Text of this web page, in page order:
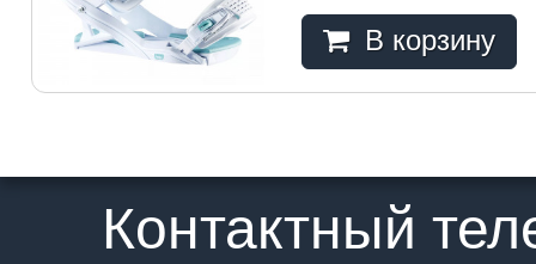
В корзину
Контактный